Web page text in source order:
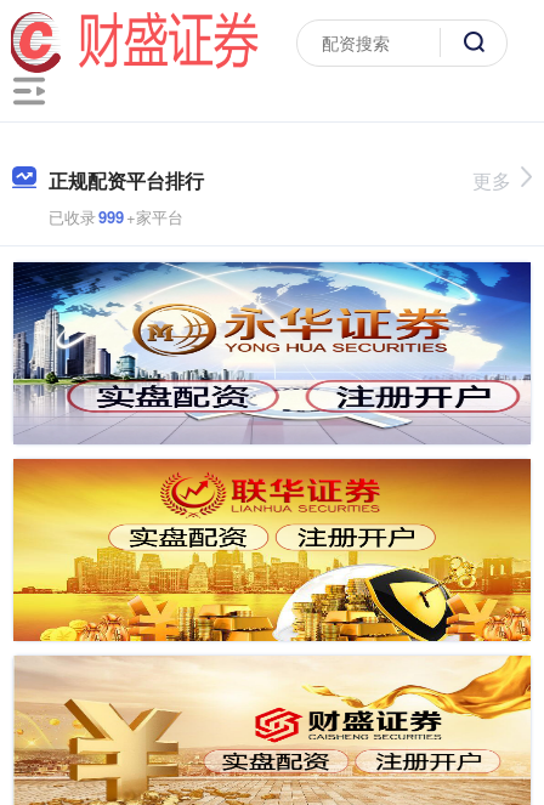
正规配资平台排行
已收录999+家平台
更多